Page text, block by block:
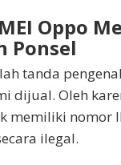
Oppo
Ponsel
tanda
dijual. Oleh
memiliki nomor
ilegal.